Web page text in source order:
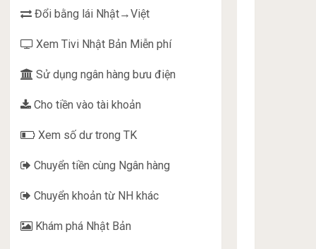
Đổi bằng lái Nhật→Việt
Xem Tivi Nhật Bản Miễn phí
Sử dụng ngân hàng bưu điện
Cho tiền vào tài khoản
Xem số dư trong TK
Chuyển tiền cùng Ngân hàng
Chuyển khoản từ NH khác
Khám phá Nhật Bản